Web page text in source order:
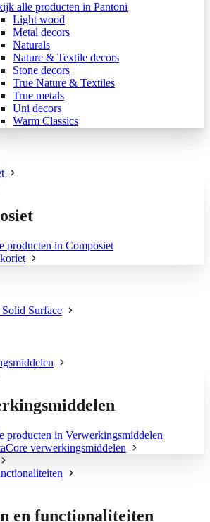
alle producten in Pantoni
Light wood
Metal decors
Naturals
Nature & Textile decors
Stone decors
True Nature & Textiles
True metals
Uni decors
Warm Classics
producten in Composiet
Surface
producten in Verwerkingsmiddelen
verwerkingsmiddelen
en functionaliteiten